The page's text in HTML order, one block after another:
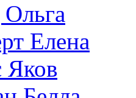
Елена
Яков